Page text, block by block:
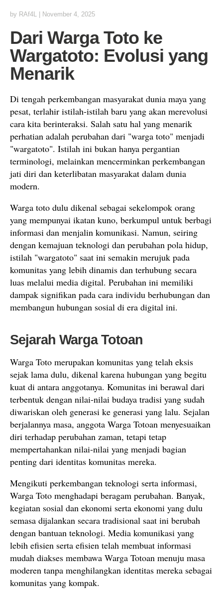
by RAf4L November 4, 2025
Dari Warga Toto ke
Wargatoto: Evolusi yang
Menarik
Di tengah perkembangan masyarakat dunia maya yang
pesat, terlahir istilah-istilah baru yang akan merevolusi
cara kita berinteraksi. Salah satu hal yang menarik
perhatian adalah perubahan dari "warga toto" menjadi
"wargatoto". Istilah ini bukan hanya pergantian
terminologi, melainkan mencerminkan perkembangan
jati diri dan keterlibatan masyarakat dalam dunia
modern.
Warga toto dulu dikenal sebagai sekelompok orang
yang mempunyai ikatan kuno, berkumpul untuk berbagi
informasi dan menjalin komunikasi. Namun, seiring
dengan kemajuan teknologi dan perubahan pola hidup,
istilah "wargatoto" saat ini semakin merujuk pada
komunitas yang lebih dinamis dan terhubung secara
luas melalui media digital. Perubahan ini memiliki
dampak signifikan pada cara individu berhubungan dan
membangun hubungan sosial di era digital ini.
Sejarah Warga Totoan
Warga Toto merupakan komunitas yang telah eksis
sejak lama dulu, dikenal karena hubungan yang begitu
kuat di antara anggotanya. Komunitas ini berawal dari
terbentuk dengan nilai-nilai budaya tradisi yang sudah
diwariskan oleh generasi ke generasi yang lalu. Sejalan
berjalannya masa, anggota Warga Totoan menyesuaikan
diri terhadap perubahan zaman, tetapi tetap
mempertahankan nilai-nilai yang menjadi bagian
penting dari identitas komunitas mereka.
Mengikuti perkembangan teknologi serta informasi,
Warga Toto menghadapi beragam perubahan. Banyak,
kegiatan sosial dan ekonomi serta ekonomi yang dulu
semasa dijalankan secara tradisional saat ini berubah
dengan bantuan teknologi. Media komunikasi yang
lebih efisien serta efisien telah membuat informasi
mudah diakses membawa Warga Totoan menuju masa
moderen tanpa menghilangkan identitas mereka sebagai
komunitas yang kompak.